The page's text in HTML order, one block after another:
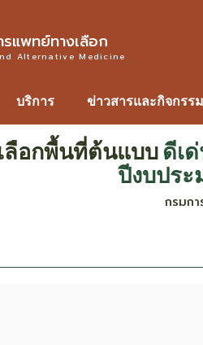
แพทย์ทางเลือก
Alternative Medicine
บริการ ข่าวสารและกิจกรรม
ลือกพื้นที่ต้นแบบ ดีเ
ปีงบประ
กรมก